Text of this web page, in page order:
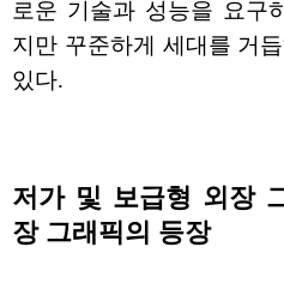
로운 기술과 성능을 요구
지만 꾸준하게 세대를 거
있다.
저가 및 보급형 외장
장 그래픽의 등장